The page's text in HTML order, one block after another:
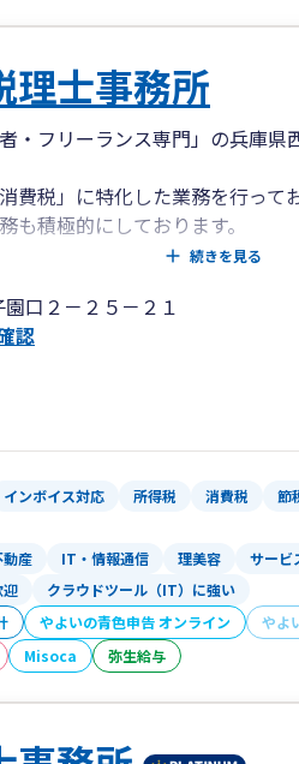
理士事務所
・フリーランス専門」の兵庫県
費税」に特化した業務を行ってお
も積極的にしております。
続きを見る
口２－２５－２１
認
インボイス対応 所得税 消費税 節
動産 IT・情報通信 理美容
サービ
迎
クラウドツール（IT）に強い
やよいの青色申告 オンライン
やよ
Misoca 弥生給与